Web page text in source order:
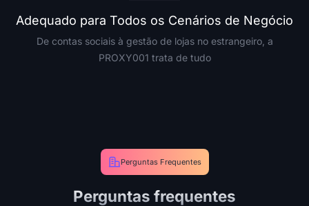
Adequado para Todos os Cenários de Negócio
De contas sociais à gestão de lojas no estrangeiro, a
PROXY001 trata de tudo
Perguntas Frequentes
Perguntas frequentes